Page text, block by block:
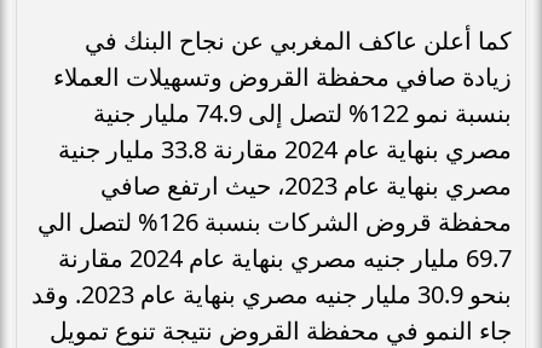
كما أعلن عاكف المغربي عن نجاح البنك في
زيادة صافي محفظة القروض وتسهيلات العملاء
بنسبة نمو 122% لتصل إلى 74.9 مليار جنية
مصري بنهاية عام 2024 مقارنة 33.8 مليار جنية
مصري بنهاية عام 2023، حيث ارتفع صافي
محفظة قروض الشركات بنسبة 126% لتصل الي
69.7 مليار جنيه مصري بنهاية عام 2024 مقارنة
بنحو 30.9 مليار جنيه مصري بنهاية عام 2023. وقد
جاء النمو في محفظة القروض نتيجة تنوع تمويل